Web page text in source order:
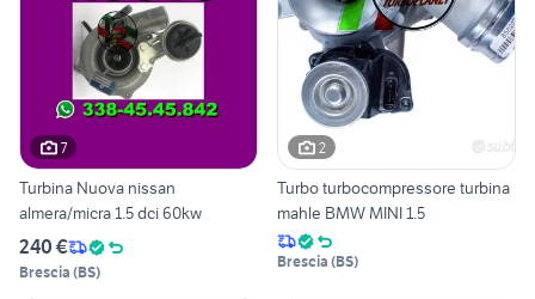
7
Turbina Nuova nissan
almera/micra 1.5 dci 60kw
240 €
Brescia (BS)
2
Turbo turbocompressore turbina
mahle BMW MINI 1.5
Brescia (BS)